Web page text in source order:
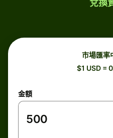
兌換
市場匯率
$1 USD =
金額